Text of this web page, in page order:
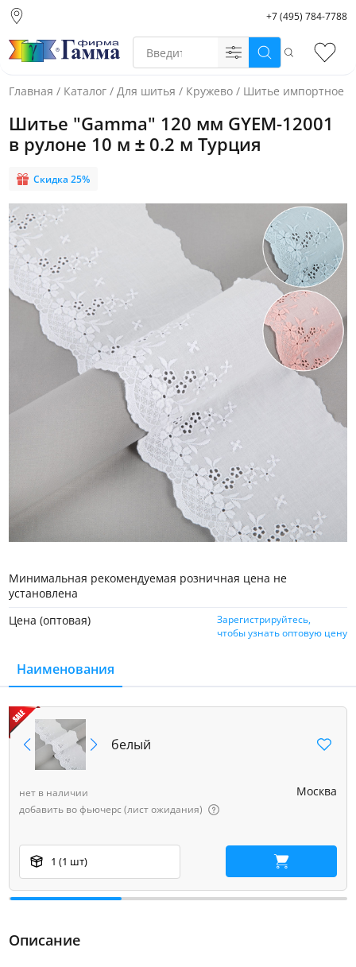
склад)
Санкт-Петербург
Екатеринбург
+7 (495) 784-7788
Поиск
Главная / Каталог / Для шитья / Кружево / Шитье импортное
Фото товара
Шитье "Gamma" 120 мм GYEM-12001
в рулоне 10 м ± 0.2 м Турция
Скидка 25%
Минимальная рекомендуемая розничная цена не
установлена
Цена (оптовая)
Зарегистрируйтесь,
чтобы узнать оптовую цену
Наименования
белый
Москва
нет в наличии
добавить во фьючерс (лист ожидания)
1 (1 шт) В корзину
Описание